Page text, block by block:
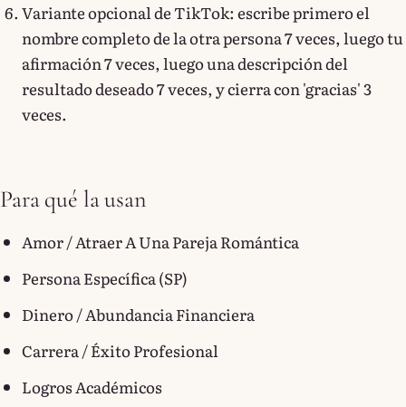
Variante opcional de TikTok: escribe primero el
nombre completo de la otra persona 7 veces, luego tu
afirmación 7 veces, luego una descripción del
resultado deseado 7 veces, y cierra con 'gracias' 3
veces.
Para qué la usan
Amor / Atraer A Una Pareja Romántica
Persona Específica (SP)
Dinero / Abundancia Financiera
Carrera / Éxito Profesional
Logros Académicos